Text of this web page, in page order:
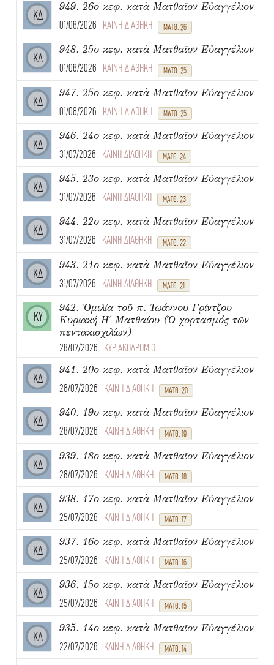
ΚΔ
949. 26ο κεφ. κατὰ Ματθαῖον Εὐαγγέλιον
01/08/2026 ΚΑΙΝΗ ΔΙΑΘΗΚΗ ΜΑΤΘ. 26
ΚΔ
948. 25ο κεφ. κατὰ Ματθαῖον Εὐαγγέλιον
01/08/2026 ΚΑΙΝΗ ΔΙΑΘΗΚΗ ΜΑΤΘ. 25
ΚΔ
947. 25ο κεφ. κατὰ Ματθαῖον Εὐαγγέλιον
01/08/2026 ΚΑΙΝΗ ΔΙΑΘΗΚΗ ΜΑΤΘ. 25
ΚΔ
946. 24ο κεφ. κατὰ Ματθαῖον Εὐαγγέλιον
31/07/2026 ΚΑΙΝΗ ΔΙΑΘΗΚΗ ΜΑΤΘ. 24
ΚΔ
945. 23ο κεφ. κατὰ Ματθαῖον Εὐαγγέλιον
31/07/2026 ΚΑΙΝΗ ΔΙΑΘΗΚΗ ΜΑΤΘ. 23
ΚΔ
944. 22ο κεφ. κατὰ Ματθαῖον Εὐαγγέλιον
31/07/2026 ΚΑΙΝΗ ΔΙΑΘΗΚΗ ΜΑΤΘ. 22
ΚΔ
943. 21ο κεφ. κατὰ Ματθαῖον Εὐαγγέλιον
31/07/2026 ΚΑΙΝΗ ΔΙΑΘΗΚΗ ΜΑΤΘ. 21
ΚΥ
942. Ὁμιλία τοῦ π. Ἰωάννου Γρίντζου
Κυριακή Η΄ Ματθαίου (Ὁ χορτασμός τῶν
πεντακισχιλίων)
28/07/2026 ΚΥΡΙΑΚΟΔΡΟΜΙΟ
ΚΔ
941. 20ο κεφ. κατὰ Ματθαῖον Εὐαγγέλιον
28/07/2026 ΚΑΙΝΗ ΔΙΑΘΗΚΗ ΜΑΤΘ. 20
ΚΔ
940. 19ο κεφ. κατὰ Ματθαῖον Εὐαγγέλιον
28/07/2026 ΚΑΙΝΗ ΔΙΑΘΗΚΗ ΜΑΤΘ. 19
ΚΔ
939. 18ο κεφ. κατὰ Ματθαῖον Εὐαγγέλιον
28/07/2026 ΚΑΙΝΗ ΔΙΑΘΗΚΗ ΜΑΤΘ. 18
ΚΔ
938. 17ο κεφ. κατὰ Ματθαῖον Εὐαγγέλιον
25/07/2026 ΚΑΙΝΗ ΔΙΑΘΗΚΗ ΜΑΤΘ. 17
ΚΔ
937. 16ο κεφ. κατὰ Ματθαῖον Εὐαγγέλιον
25/07/2026 ΚΑΙΝΗ ΔΙΑΘΗΚΗ ΜΑΤΘ. 16
ΚΔ
936. 15ο κεφ. κατὰ Ματθαῖον Εὐαγγέλιον
25/07/2026 ΚΑΙΝΗ ΔΙΑΘΗΚΗ ΜΑΤΘ. 15
ΚΔ
935. 14ο κεφ. κατὰ Ματθαῖον Εὐαγγέλιον
22/07/2026 ΚΑΙΝΗ ΔΙΑΘΗΚΗ ΜΑΤΘ. 14